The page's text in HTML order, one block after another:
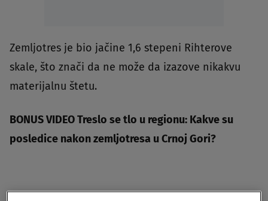
Zemljotres je bio jačine 1,6 stepeni Rihterove
skale, što znači da ne može da izazove nikakvu
materijalnu štetu.
BONUS VIDEO Treslo se tlo u regionu: Kakve su
posledice nakon zemljotresa u Crnoj Gori?